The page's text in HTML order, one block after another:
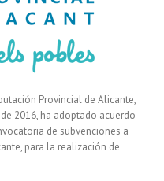
Provincial de Alicante,
2016, ha adoptado acuerdo
de subvenciones a
para la realización de